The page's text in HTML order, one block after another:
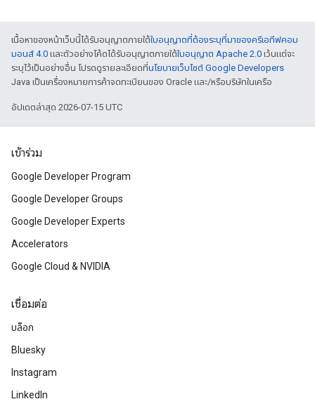
เนื้อหาของหน้าเว็บนี้ได้รับอนุญาตภายใต้ใบอนุญาตที่ต้องระบุที่มาของครีเอทีฟคอม
มอนส์ 4.0 และตัวอย่างโค้ดได้รับอนุญาตภายใต้ใบอนุญาต Apache 2.0 เว้นแต่จะ
ระบุไว้เป็นอย่างอื่น โปรดดูรายละเอียดที่นโยบายเว็บไซต์ Google Developers
Java เป็นเครื่องหมายการค้าจดทะเบียนของ Oracle และ/หรือบริษัทในเครือ
อัปเดตล่าสุด 2026-07-15 UTC
เข้าร่วม
Google Developer Program
Google Developer Groups
Google Developer Experts
Accelerators
Google Cloud & NVIDIA
เชื่อมต่อ
บล็อก
Bluesky
Instagram
LinkedIn